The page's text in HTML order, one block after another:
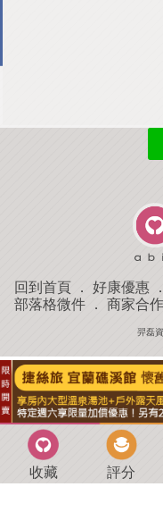
回到首頁 ． 好康優惠 ．
部落格微件． 商家合作
羿磊
收藏 評分